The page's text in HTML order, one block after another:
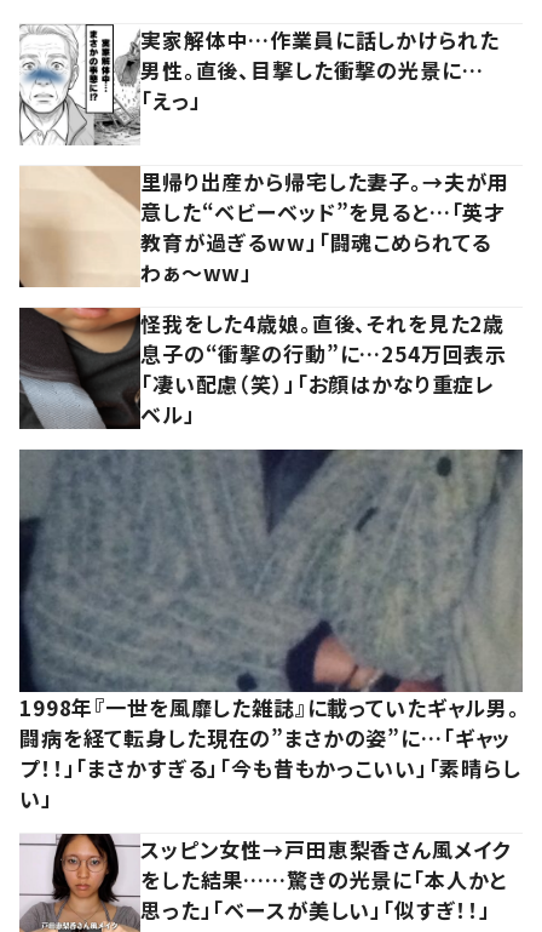
実家解体中…作業員に話しかけられた
男性。直後、目撃した衝撃の光景に…
「えっ」
里帰り出産から帰宅した妻子。→夫が用
意した“ベビーベッド”を見ると…「英才
教育が過ぎるww」「闘魂こめられてる
わぁ～ww」
怪我をした4歳娘。直後、それを見た2歳
息子の“衝撃の行動”に…254万回表示
「凄い配慮（笑）」「お顔はかなり重症レ
ベル」
1998年『一世を風靡した雑誌』に載っていたギャル男。
闘病を経て転身した現在の”まさかの姿”に…「ギャッ
プ！！」「まさかすぎる」「今も昔もかっこいい」「素晴らし
い」
スッピン女性→戸田恵梨香さん風メイク
をした結果……驚きの光景に「本人かと
思った」「ベースが美しい」「似すぎ！！」